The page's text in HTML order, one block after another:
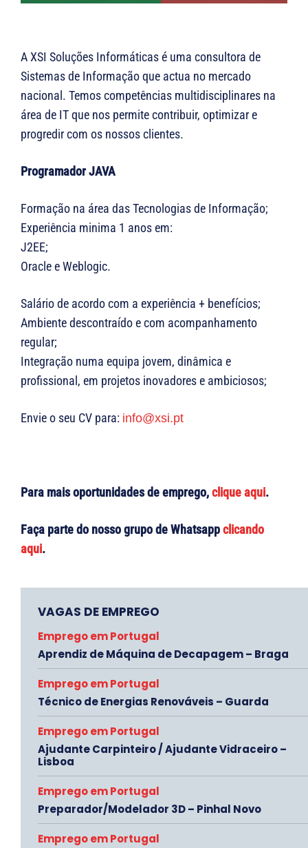
A XSI Soluções Informáticas é uma consultora de
Sistemas de Informação que actua no mercado
nacional. Temos competências multidisciplinares na
área de IT que nos permite contribuir, optimizar e
progredir com os nossos clientes.
Programador JAVA
Formação na área das Tecnologias de Informação;
Experiência minima 1 anos em:
J2EE;
Oracle e Weblogic.
Salário de acordo com a experiência + benefícios;
Ambiente descontraído e com acompanhamento
regular;
Integração numa equipa jovem, dinâmica e
profissional, em projetos inovadores e ambiciosos;
Envie o seu CV para: info@xsi.pt
Para mais oportunidades de emprego,clique aqui.
Faça parte do nosso grupo de Whatsappclicando
aqui.
VAGAS DE EMPREGO
Emprego em Portugal
Aprendiz de Máquina de Decapagem – Braga
Emprego em Portugal
Técnico de Energias Renováveis – Guarda
Emprego em Portugal
Ajudante Carpinteiro / Ajudante Vidraceiro –
Lisboa
Emprego em Portugal
Preparador/Modelador 3D – Pinhal Novo
Emprego em Portugal